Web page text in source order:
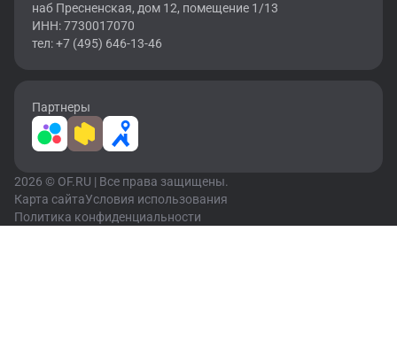
наб Пресненская, дом 12, помещение 1/13
ИНН: 7730017070
тел: +7 (495) 646-13-46
Партнеры
2026 © OF.RU | Все права защищены.
Карта сайтаУсловия использования
Политика конфиденциальности